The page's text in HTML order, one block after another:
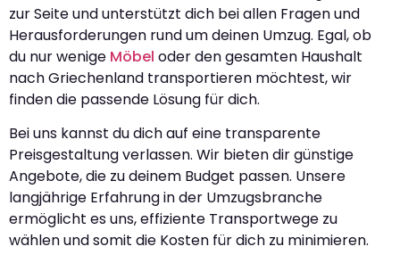
zur Seite und unterstützt dich bei allen Fragen und
Herausforderungen rund um deinen Umzug. Egal, ob
du nur wenige Möbel oder den gesamten Haushalt
nach Griechenland transportieren möchtest, wir
finden die passende Lösung für dich.
Bei uns kannst du dich auf eine transparente
Preisgestaltung verlassen. Wir bieten dir günstige
Angebote, die zu deinem Budget passen. Unsere
langjährige Erfahrung in der Umzugsbranche
ermöglicht es uns, effiziente Transportwege zu
wählen und somit die Kosten für dich zu minimieren.